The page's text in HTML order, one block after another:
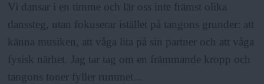
Vi dansar i en timme och lär oss inte främst olika
danssteg, utan fokuserar istället på tangons grunder: att
känna musiken, att våga lita på sin partner och att våga
fysisk närhet. Jag tar tag om en främmande kropp och
tangons toner fyller rummet...